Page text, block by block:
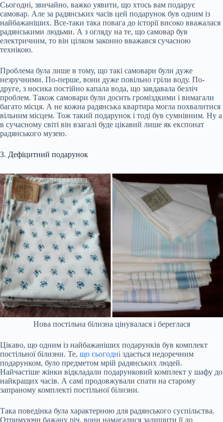
Сьогодні, звичайно, важко уявити, що хтось вам подарує
самовар. Але за радянських часів цей подарунок був одним із
найбажаніших. Все-таки така повага до історії високо вважалася
радянськими людьми. А з огляду на те, що самовар був
електричним, то він цілком законно вважався сучасною
технікою.
Проблема була лише в тому, що такі самовари були дуже
незручними. По-перше, вони дуже повільно гріли воду. По-
друге, з носика постійно капала вода, що завдавала безліч
проблем. Також самовари були досить громіздкими і вимагали
багато місця. А не кожна радянська квартира могла похвалитися
вільним місцем. Тож такий подарунок і тоді був сумнівним. Ну а
в сучасному світі він взагалі буде цікавий лише як експонат
радянського музею.
3. Дефіцитний подарунок
Нова постільна білизна цінувалася і береглася
Цікаво, що одним із найбажаніших подарунків був комплект
постільної білизни. Те, що сьогодні здається недоречним
подарунком, було предметом мрій радянських людей.
Найчастіше жінки відкладали подарунковий комплект у шафу до
найкращих часів. А самі продовжували спати на старому
запраному комплекті постільної білизни.
Така поведінка була характерною для радянського суспільства.
Отримуючи бажану річ, вони намагалися залишити її до